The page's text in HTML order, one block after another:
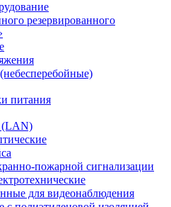
резервированного
питания
(LAN)
пожарной сигнализации
для видеонаблюдения